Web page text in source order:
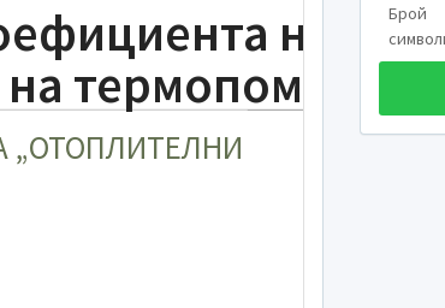
на
термопомпата
„ОТОПЛИТЕЛНИ
Брой